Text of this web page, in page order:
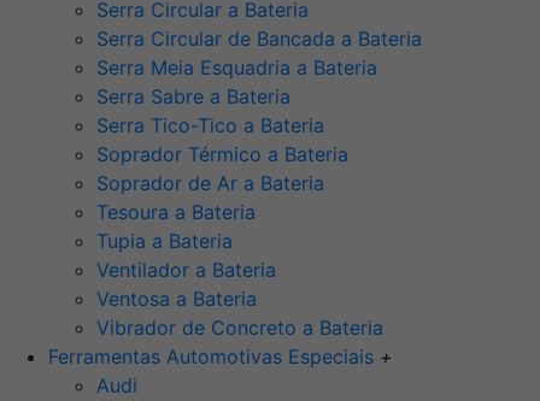
Serra Circular a Bateria
Serra Circular de Bancada a Bateria
Serra Meia Esquadria a Bateria
Serra Sabre a Bateria
Serra Tico-Tico a Bateria
Soprador Térmico a Bateria
Soprador de Ar a Bateria
Tesoura a Bateria
Tupia a Bateria
Ventilador a Bateria
Ventosa a Bateria
Vibrador de Concreto a Bateria
Ferramentas Automotivas Especiais +
Audi